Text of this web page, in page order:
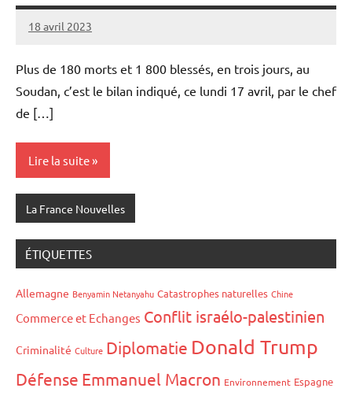
18 avril 2023
Admins
Plus de 180 morts et 1 800 blessés, en trois jours, au
Soudan, c’est le bilan indiqué, ce lundi 17 avril, par le chef
de […]
Lire la suite
La France Nouvelles
ÉTIQUETTES
Allemagne Benyamin Netanyahu Catastrophes naturelles Chine
Commerce et Echanges Conflit israélo-palestinien
Criminalité Culture Diplomatie Donald Trump
Défense Emmanuel Macron Environnement Espagne